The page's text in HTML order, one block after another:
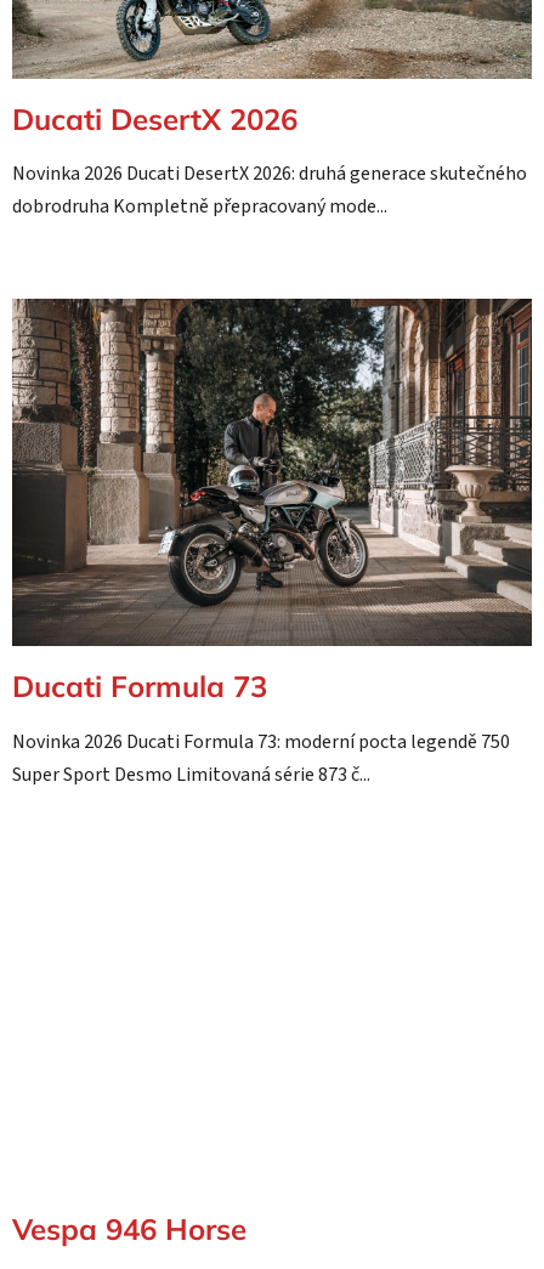
Ducati DesertX 2026
Novinka 2026 Ducati DesertX 2026: druhá generace skutečného
dobrodruha Kompletně přepracovaný mode...
Ducati Formula 73
Novinka 2026 Ducati Formula 73: moderní pocta legendě 750
Super Sport Desmo Limitovaná série 873 č...
Vespa 946 Horse